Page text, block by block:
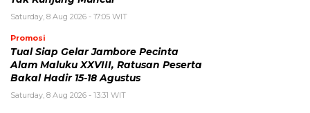
Saturday, 8 Aug 2026 - 17:05 WIT
Promosi
Tual Siap Gelar Jambore Pecinta
Alam Maluku XXVIII, Ratusan Peserta
Bakal Hadir 15-18 Agustus
Saturday, 8 Aug 2026 - 13:31 WIT